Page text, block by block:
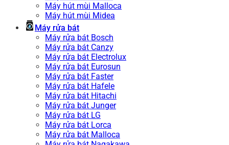
Máy hút mùi Malloca
Máy hút mùi Midea
Máy rửa bát
Máy rửa bát Bosch
Máy rửa bát Canzy
Máy rửa bát Electrolux
Máy rửa bát Eurosun
Máy rửa bát Faster
Máy rửa bát Hafele
Máy rửa bát Hitachi
Máy rửa bát Junger
Máy rửa bát LG
Máy rửa bát Lorca
Máy rửa bát Malloca